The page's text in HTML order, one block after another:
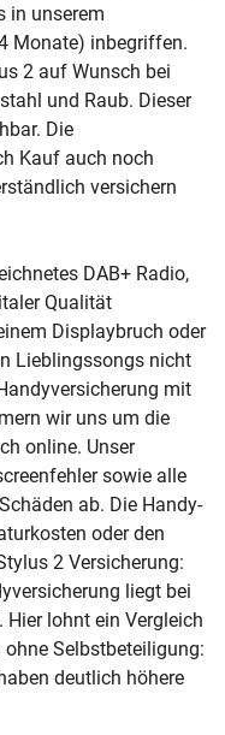
in unserem
Monate) inbegriffen.
2 auf Wunsch bei
und Raub. Dieser
Die
Kauf auch noch
versichern
DAB+ Radio,
Qualität
Displaybruch oder
Lieblingssongs nicht
mit
wir uns um die
online. Unser
sowie alle
ab. Die Handy-
oder den
2 Versicherung:
liegt bei
lohnt ein Vergleich
Selbstbeteiligung:
deutlich höhere